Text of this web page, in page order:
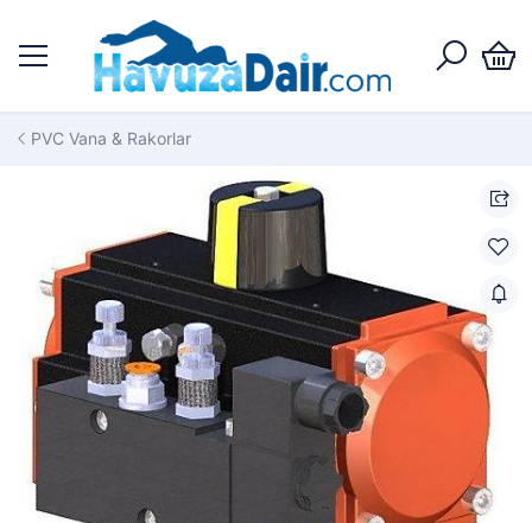
PVC Vana & Rakorlar